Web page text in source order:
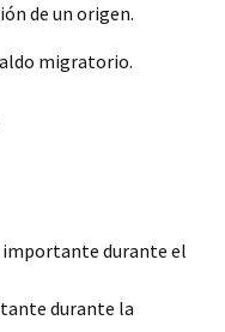
de un origen.
migratorio.
importante durante el
durante la